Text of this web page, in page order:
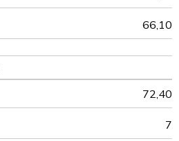
66,10
72,40
7